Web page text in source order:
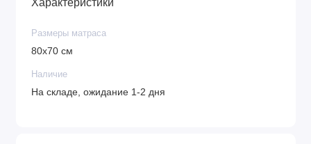
Размеры матраса
80х70 см
Наличие
На складе, ожидание 1-2 дня